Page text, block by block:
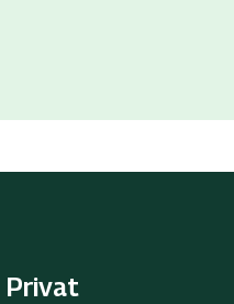
Privat